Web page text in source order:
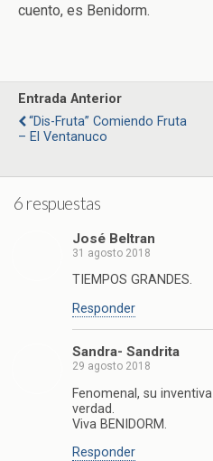
cuento, es Benidorm.
Entrada Anterior
“Dis-Fruta” Comiendo Fruta
– El Ventanuco
6 respuestas
José Beltran
31 agosto 2018
TIEMPOS GRANDES.
Responder
Sandra- Sandrita
29 agosto 2018
Fenomenal, su
verdad.
Viva BENIDORM.
Responder